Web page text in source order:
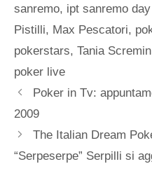
sanremo, ipt sanremo
Pistilli, Max Pescatori,
pokerstars, Tania Scremin
poker live
Poker in Tv:
2009
The Italian Dream
“Serpeserpe” Serpilli si